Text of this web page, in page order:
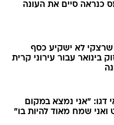
כנראה סיים את העונה
שרצקי לא ישקיע כסף
בינואר עבור עירוני קרית
דגו: "אני נמצא במקום
ואני שמח מאוד להיות בו"